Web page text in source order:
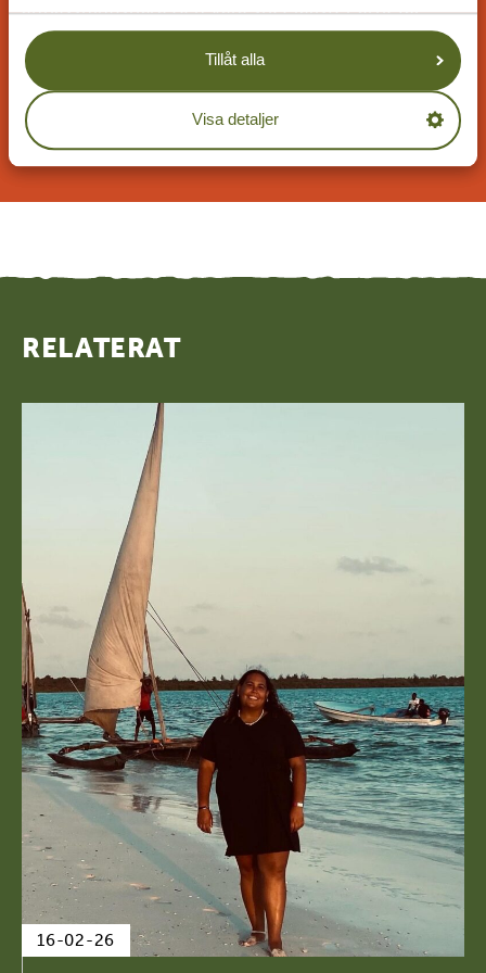
Tillåt alla
Visa detaljer
anpassningsbara och våra specialister arbetar
tillsammans med dig för att skapa din drömresa!
BEGÄR ETT RESEFÖRSLAG
RELATERAT
16-02-26